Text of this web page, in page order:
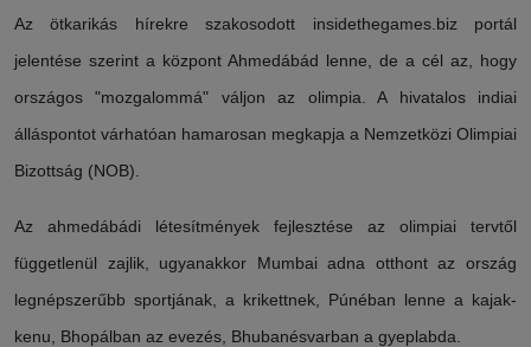
Az ötkarikás hírekre szakosodott insidethegames.biz portál
jelentése szerint a központ Ahmedábád lenne, de a cél az, hogy
országos "mozgalommá" váljon az olimpia. A hivatalos indiai
álláspontot várhatóan hamarosan megkapja a Nemzetközi Olimpiai
Bizottság (NOB).
Az ahmedábádi létesítmények fejlesztése az olimpiai tervtől
függetlenül zajlik, ugyanakkor Mumbai adna otthont az ország
legnépszerűbb sportjának, a krikettnek, Púnéban lenne a kajak-
kenu, Bhopálban az evezés, Bhubanésvarban a gyeplabda.